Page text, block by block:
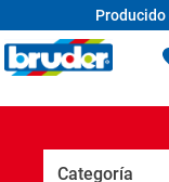
Producido
Categoría